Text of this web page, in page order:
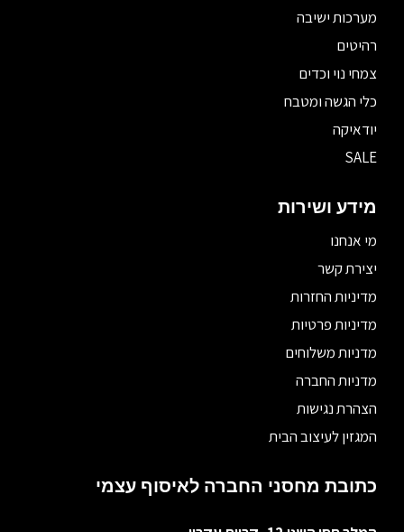
מערכות ישיבה
רהיטים
צמחי נוי וכדים
כלי הגשה ומטבח
יודאיקה
SALE
מידע ושירות
מי אנחנו
יצירת קשר
מדיניות החזרות
מדיניות פרטיות
מדניות משלוחים
מדניות החברה
הצהרת נגישות
המגזין לעיצוב הבית
כתובת מחסני החברה לאיסוף עצמי